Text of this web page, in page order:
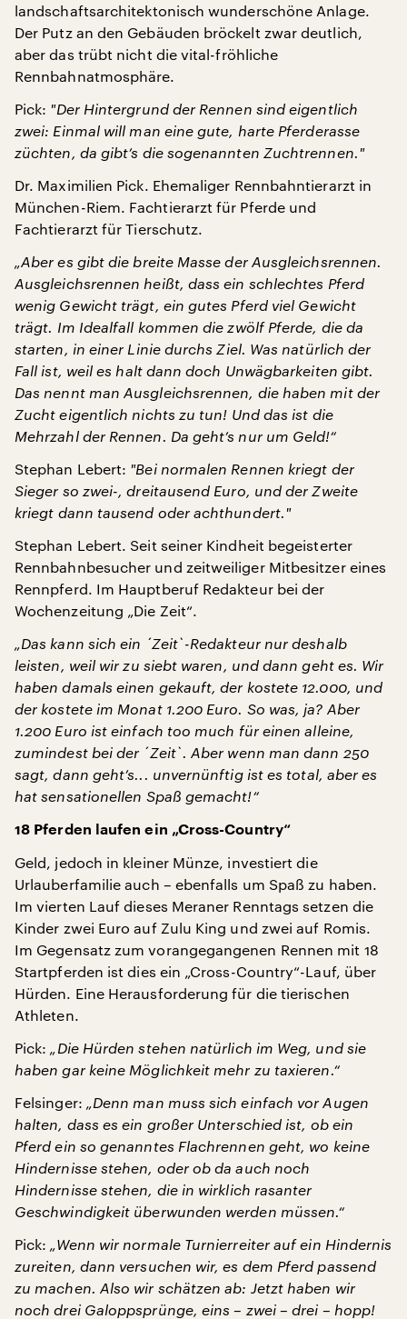
landschaftsarchitektonisch wunderschöne Anlage.
Der Putz an den Gebäuden bröckelt zwar deutlich,
aber das trübt nicht die vital-fröhliche
Rennbahnatmosphäre.
Pick: "Der Hintergrund der Rennen sind eigentlich
zwei: Einmal will man eine gute, harte Pferderasse
züchten, da gibt’s die sogenannten Zuchtrennen."
Dr. Maximilien Pick. Ehemaliger Rennbahntierarzt in
München-Riem. Fachtierarzt für Pferde und
Fachtierarzt für Tierschutz.
„Aber es gibt die breite Masse der Ausgleichsrennen.
Ausgleichsrennen heißt, dass ein schlechtes Pferd
wenig Gewicht trägt, ein gutes Pferd viel Gewicht
trägt. Im Idealfall kommen die zwölf Pferde, die da
starten, in einer Linie durchs Ziel. Was natürlich der
Fall ist, weil es halt dann doch Unwägbarkeiten gibt.
Das nennt man Ausgleichsrennen, die haben mit der
Zucht eigentlich nichts zu tun! Und das ist die
Mehrzahl der Rennen. Da geht’s nur um Geld!“
Stephan Lebert: "Bei normalen Rennen kriegt der
Sieger so zwei-, dreitausend Euro, und der Zweite
kriegt dann tausend oder achthundert."
Stephan Lebert. Seit seiner Kindheit begeisterter
Rennbahnbesucher und zeitweiliger Mitbesitzer eines
Rennpferd. Im Hauptberuf Redakteur bei der
Wochenzeitung „Die Zeit“.
„Das kann sich ein ´Zeit`-Redakteur nur deshalb
leisten, weil wir zu siebt waren, und dann geht es. Wir
haben damals einen gekauft, der kostete 12.000, und
der kostete im Monat 1.200 Euro. So was, ja? Aber
1.200 Euro ist einfach too much für einen alleine,
zumindest bei der ´Zeit`. Aber wenn man dann 250
sagt, dann geht’s... unvernünftig ist es total, aber es
hat sensationellen Spaß gemacht!“
18 Pferden laufen ein „Cross-Country“
Geld, jedoch in kleiner Münze, investiert die
Urlauberfamilie auch – ebenfalls um Spaß zu haben.
Im vierten Lauf dieses Meraner Renntags setzen die
Kinder zwei Euro auf Zulu King und zwei auf Romis.
Im Gegensatz zum vorangegangenen Rennen mit 18
Startpferden ist dies ein „Cross-Country“-Lauf, über
Hürden. Eine Herausforderung für die tierischen
Athleten.
Pick: „Die Hürden stehen natürlich im Weg, und sie
haben gar keine Möglichkeit mehr zu taxieren.“
Felsinger: „Denn man muss sich einfach vor Augen
halten, dass es ein großer Unterschied ist, ob ein
Pferd ein so genanntes Flachrennen geht, wo keine
Hindernisse stehen, oder ob da auch noch
Hindernisse stehen, die in wirklich rasanter
Geschwindigkeit überwunden werden müssen.“
Pick: „Wenn wir normale Turnierreiter auf ein Hindernis
zureiten, dann versuchen wir, es dem Pferd passend
zu machen. Also wir schätzen ab: Jetzt haben wir
noch drei Galoppsprünge, eins – zwei – drei – hopp!